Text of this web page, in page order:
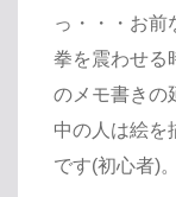
っ・・・お前
拳を震わせる
のメモ書きの
中の人は絵を
です(初心者)。